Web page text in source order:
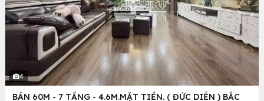
4
BÁN 60M - 7 TẦNG - 4.6M.MẶT TIỀN. ( ĐỨC DIỄN ) BẮC